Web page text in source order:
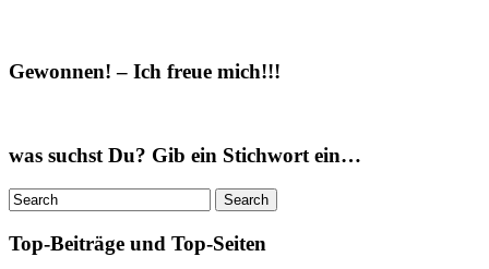
Gewonnen! – Ich freue mich!!!
was suchst Du? Gib ein Stichwort ein…
Top-Beiträge und Top-Seiten